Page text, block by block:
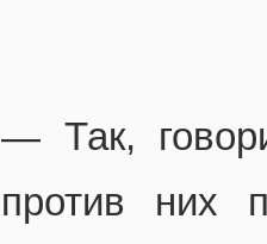
— Так,
против них